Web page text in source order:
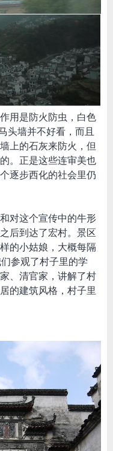
用是防火防虫，白色
头墙并不好看，而且
上的石灰来防火，但
。正是这些连审美也
逐步西化的社会里仍
对这个宣传中的牛形
后到达了宏村。景区
的小姑娘，大概每隔
参观了村子里的学
、清官家，讲解了村
的建筑风格，村子里